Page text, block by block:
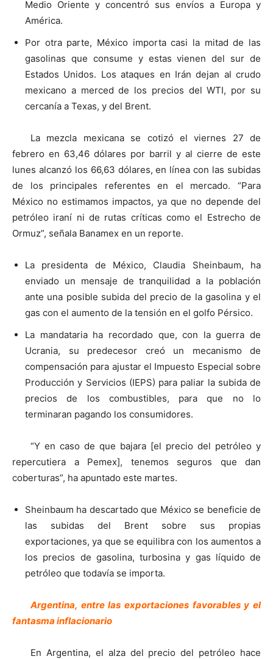
Medio Oriente y concentró sus envíos a Europa y
América.
Por otra parte, México importa casi la mitad de las
gasolinas que consume y estas vienen del sur de
Estados Unidos. Los ataques en Irán dejan al crudo
mexicano a merced de los precios del WTI, por su
cercanía a Texas, y del Brent.
La mezcla mexicana se cotizó el viernes 27 de
febrero en 63,46 dólares por barril y al cierre de este
lunes alcanzó los 66,63 dólares, en línea con las subidas
de los principales referentes en el mercado. “Para
México no estimamos impactos, ya que no depende del
petróleo iraní ni de rutas críticas como el Estrecho de
Ormuz”, señala Banamex en un reporte.
La presidenta de México, Claudia Sheinbaum, ha
enviado un mensaje de tranquilidad a la población
ante una posible subida del precio de la gasolina y el
gas con el aumento de la tensión en el golfo Pérsico.
La mandataria ha recordado que, con la guerra de
Ucrania, su predecesor creó un mecanismo de
compensación para ajustar el Impuesto Especial sobre
Producción y Servicios (IEPS) para paliar la subida de
precios de los combustibles, para que no lo
terminaran pagando los consumidores.
“Y en caso de que bajara [el precio del petróleo y
repercutiera a Pemex], tenemos seguros que dan
coberturas”, ha apuntado este martes.
Sheinbaum ha descartado que México se beneficie de
las subidas del Brent sobre sus propias
exportaciones, ya que se equilibra con los aumentos a
los precios de gasolina, turbosina y gas líquido de
petróleo que todavía se importa.
Argentina, entre las exportaciones favorables y el
fantasma inflacionario
En Argentina, el alza del precio del petróleo hace